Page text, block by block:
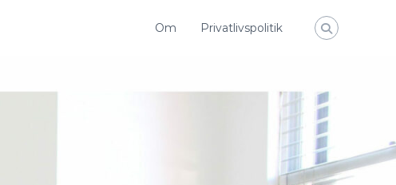
Om Privatlivspolitik